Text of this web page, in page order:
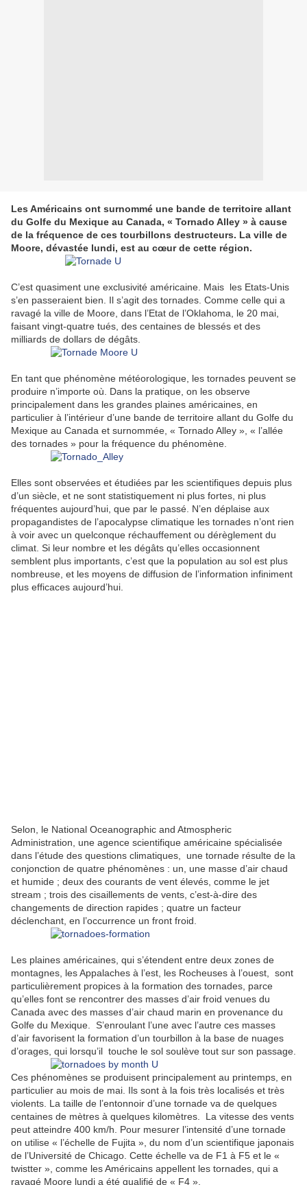
Les Américains ont surnommé une bande de territoire allant
du Golfe du Mexique au Canada, « Tornado Alley » à cause
de la fréquence de ces tourbillons destructeurs. La ville de
Moore, dévastée lundi, est au cœur de cette région.
C’est quasiment une exclusivité américaine. Mais les Etats-Unis
s’en passeraient bien. Il s’agit des tornades. Comme celle qui a
ravagé la ville de Moore, dans l’Etat de l’Oklahoma, le 20 mai,
faisant vingt-quatre tués, des centaines de blessés et des
milliards de dollars de dégâts.
En tant que phénomène météorologique, les tornades peuvent se
produire n’importe où. Dans la pratique, on les observe
principalement dans les grandes plaines américaines, en
particulier à l’intérieur d’une bande de territoire allant du Golfe du
Mexique au Canada et surnommée, « Tornado Alley », « l’allée
des tornades » pour la fréquence du phénomène.
Elles sont observées et étudiées par les scientifiques depuis plus
d’un siècle, et ne sont statistiquement ni plus fortes, ni plus
fréquentes aujourd’hui, que par le passé. N’en déplaise aux
propagandistes de l’apocalypse climatique les tornades n’ont rien
à voir avec un quelconque réchauffement ou dérèglement du
climat. Si leur nombre et les dégâts qu’elles occasionnent
semblent plus importants, c’est que la population au sol est plus
nombreuse, et les moyens de diffusion de l’information infiniment
plus efficaces aujourd’hui.
Selon, le National Oceanographic and Atmospheric
Administration, une agence scientifique américaine spécialisée
dans l’étude des questions climatiques, une tornade résulte de la
conjonction de quatre phénomènes : un, une masse d’air chaud
et humide ; deux des courants de vent élevés, comme le jet
stream ; trois des cisaillements de vents, c’est-à-dire des
changements de direction rapides ; quatre un facteur
déclenchant, en l’occurrence un front froid.
Les plaines américaines, qui s’étendent entre deux zones de
montagnes, les Appalaches à l’est, les Rocheuses à l’ouest, sont
particulièrement propices à la formation des tornades, parce
qu’elles font se rencontrer des masses d’air froid venues du
Canada avec des masses d’air chaud marin en provenance du
Golfe du Mexique. S’enroulant l’une avec l’autre ces masses
d’air favorisent la formation d’un tourbillon à la base de nuages
d’orages, qui lorsqu’il touche le sol soulève tout sur son passage.
Ces phénomènes se produisent principalement au printemps, en
particulier au mois de mai. Ils sont à la fois très localisés et très
violents. La taille de l’entonnoir d’une tornade va de quelques
centaines de mètres à quelques kilomètres. La vitesse des vents
peut atteindre 400 km/h. Pour mesurer l’intensité d’une tornade
on utilise « l’échelle de Fujita », du nom d’un scientifique japonais
de l’Université de Chicago. Cette échelle va de F1 à F5 et le «
twistter », comme les Américains appellent les tornades, qui a
ravagé Moore lundi a été qualifié de « F4 ».